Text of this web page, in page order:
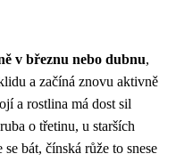
v březnu nebo dubnu,
a začíná znovu aktivně
a rostlina má dost sil
o třetinu, u starších
bát, čínská růže to snese